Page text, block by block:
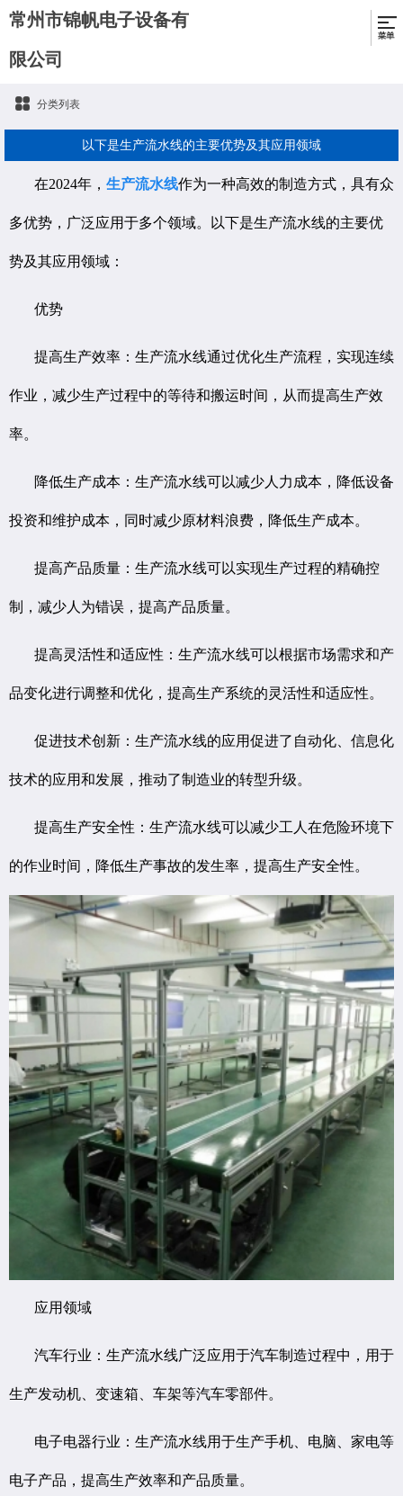
常州市锦帆电子设备有
限公司
分类列表
以下是生产流水线的主要优势及其应用领域
在2024年， 生产流水线作为一种高效的制造方式，具有众
多优势，广泛应用于多个领域。以下是生产流水线的主要优
势及其应用领域：
优势
提高生产效率：生产流水线通过优化生产流程，实现连续
作业，减少生产过程中的等待和搬运时间，从而提高生产效
率。
降低生产成本：生产流水线可以减少人力成本，降低设备
投资和维护成本，同时减少原材料浪费，降低生产成本。
提高产品质量：生产流水线可以实现生产过程的精确控
制，减少人为错误，提高产品质量。
提高灵活性和适应性：生产流水线可以根据市场需求和产
品变化进行调整和优化，提高生产系统的灵活性和适应性。
促进技术创新：生产流水线的应用促进了自动化、信息化
技术的应用和发展，推动了制造业的转型升级。
提高生产安全性：生产流水线可以减少工人在危险环境下
的作业时间，降低生产事故的发生率，提高生产安全性。
应用领域
汽车行业：生产流水线广泛应用于汽车制造过程中，用于
生产发动机、变速箱、车架等汽车零部件。
电子电器行业：生产流水线用于生产手机、电脑、家电等
电子产品，提高生产效率和产品质量。